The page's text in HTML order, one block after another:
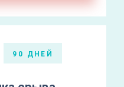
90 ДНЕЙ